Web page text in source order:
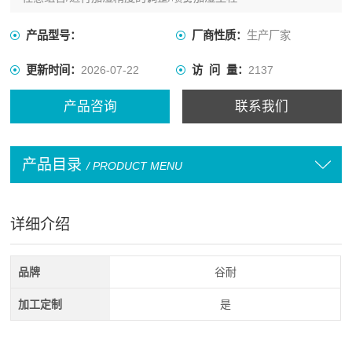
产品型号： 厂商性质： 生产厂家
更新时间：2026-07-22 访 问 量： 2137
产品咨询 联系我们
产品目录 / PRODUCT MENU
详细介绍
品牌 谷耐
加工定制 是